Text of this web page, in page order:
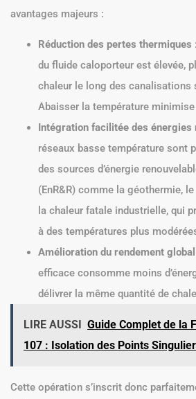
avantages majeurs :
Réduction des pertes thermiques
du fluide caloporteur est élevée,
chaleur le long des canalisations
Abaisser la température
Intégration facilitée des énergies
réseaux basse température sont
des sources d’énergie
(EnR&R) comme la géothermie,
la chaleur fatale industrielle, qui
à des températures plus
Amélioration du rendement global
efficace consomme moins
délivrer la même quantité de
LIRE AUSSI Guide Complet de la
107 : Isolation des Points
Cette opération s’inscrit donc